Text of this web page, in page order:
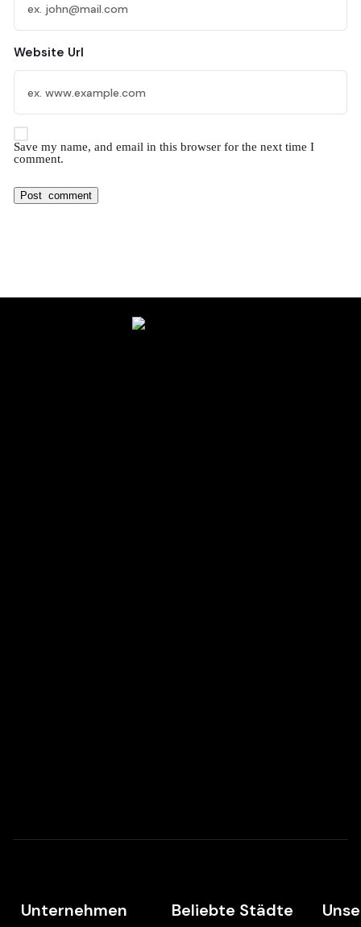
Website Url
Save my name, and email in this browser for the next time I
comment.
Unternehmen Beliebte Städte